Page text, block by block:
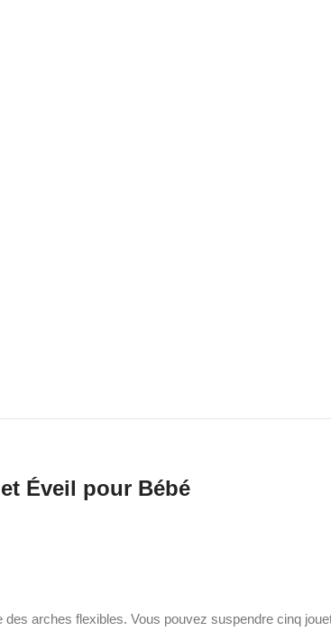
Éveil pour Bébé
arches flexibles. Vous pouvez suspendre cinq